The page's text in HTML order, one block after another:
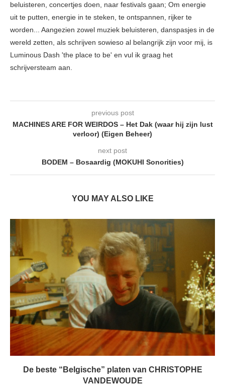
beluisteren, concertjes doen, naar festivals gaan; Om energie
uit te putten, energie in te steken, te ontspannen, rijker te
worden... Aangezien zowel muziek beluisteren, danspasjes in de
wereld zetten, als schrijven sowieso al belangrijk zijn voor mij, is
Luminous Dash 'the place to be' en vul ik graag het
schrijversteam aan.
previous post
MACHINES ARE FOR WEIRDOS – Het Dak (waar hij zijn lust
verloor) (Eigen Beheer)
next post
BODEM – Bosaardig (MOKUHI Sonorities)
YOU MAY ALSO LIKE
De beste “Belgische” platen van CHRISTOPHE
VANDEWOUDE